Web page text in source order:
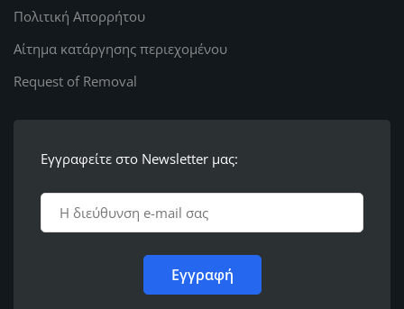
Πολιτική Απορρήτου
Αίτημα κατάργησης περιεχομένου
Request of Removal
Εγγραφείτε στο Newsletter μας: